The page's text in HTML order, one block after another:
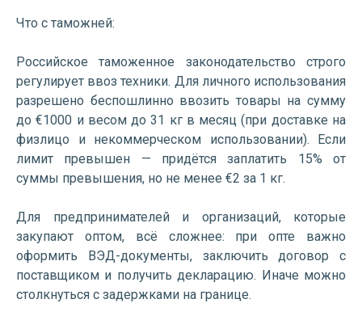
Что с таможней:
Российское таможенное законодательство строго
регулирует ввоз техники. Для личного использования
разрешено беспошлинно ввозить товары на сумму
до €1000 и весом до 31 кг в месяц (при доставке на
физлицо и некоммерческом использовании). Если
лимит превышен — придётся заплатить 15% от
суммы превышения, но не менее €2 за 1 кг.
Для предпринимателей и организаций, которые
закупают оптом, всё сложнее: при опте важно
оформить ВЭД-документы, заключить договор с
поставщиком и получить декларацию. Иначе можно
столкнуться с задержками на границе.